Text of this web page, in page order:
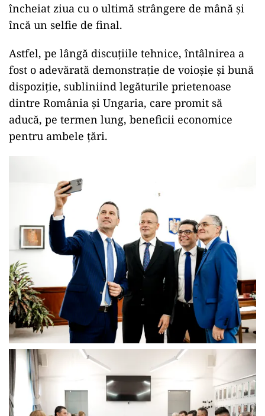
încheiat ziua cu o ultimă strângere de mână și
încă un selfie de final.
Astfel, pe lângă discuțiile tehnice, întâlnirea a
fost o adevărată demonstrație de voioșie și bună
dispoziție, subliniind legăturile prietenoase
dintre România și Ungaria, care promit să
aducă, pe termen lung, beneficii economice
pentru ambele țări.